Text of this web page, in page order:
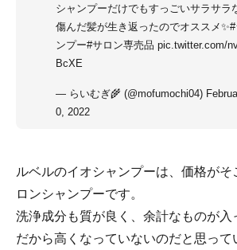
シャンプーだけでもすっごいサラサラ
傷んだ髪が生き返ったのでオススメ✨#
ンプー#サロン専売品 pic.twitter.com/
BcXE
— らいむぎ🌾 (@mofumochi04)
0, 2022
ルベルのイオシャンプーは、価格がそ
ロンシャンプーです。
洗浄成分も質が良く、余計なものが入
だから高くなっていないのだと思って